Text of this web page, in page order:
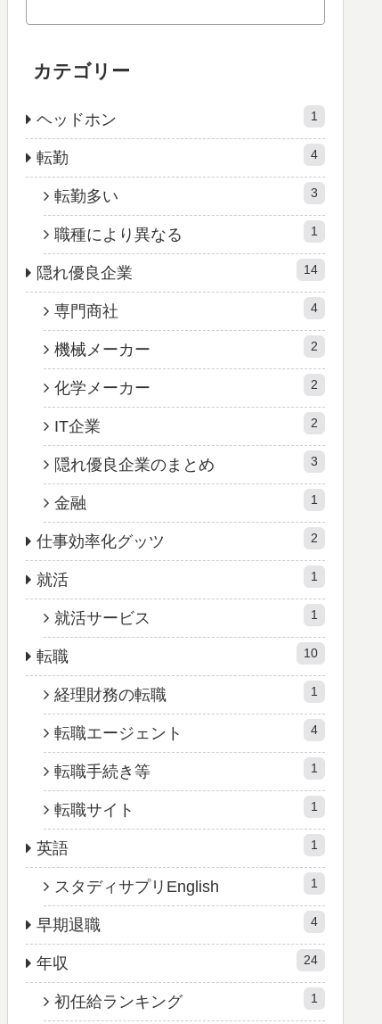
カテゴリー
ヘッドホン 1
転勤 4
転勤多い 3
職種により異なる 1
隠れ優良企業 14
専門商社 4
機械メーカー 2
化学メーカー 2
IT企業 2
隠れ優良企業のまとめ 3
金融 1
仕事効率化グッツ 2
就活 1
就活サービス 1
転職 10
経理財務の転職 1
転職エージェント 4
転職手続き等 1
転職サイト 1
英語 1
スタディサプリEnglish 1
早期退職 4
年収 24
初任給ランキング 1